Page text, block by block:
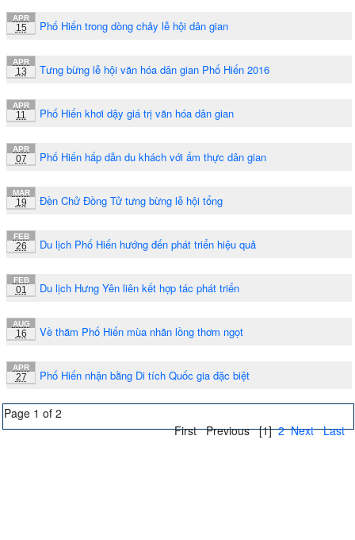
APR
15 Phố Hiến trong dòng chảy lễ hội dân gian
APR
13 Tưng bừng lễ hội văn hóa dân gian Phố Hiến 2016
APR
11 Phố Hiến khơi dậy giá trị văn hóa dân gian
APR
07 Phố Hiến hấp dẫn du khách với ẩm thực dân gian
MAR
19 Đền Chử Đồng Tử tưng bừng lễ hội tổng
FEB
26 Du lịch Phố Hiến hướng đến phát triển hiệu quả
FEB
01 Du lịch Hưng Yên liên kết hợp tác phát triển
AUG
16 Về thăm Phố Hiến mùa nhãn lồng thơm ngọt
APR
27 Phố Hiến nhận bằng Di tích Quốc gia đặc biệt
Page 1 of 2
First Previous [1] 2 Next Last